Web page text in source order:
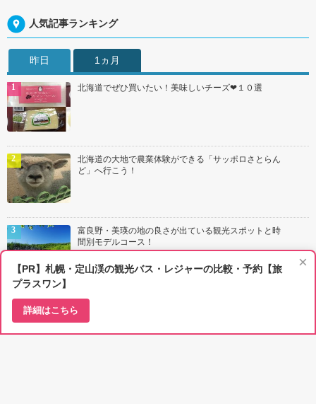
人気記事ランキング
昨日 1ヵ月
北海道でぜひ買いたい！美味しいチーズ❤１０選
北海道の大地で農業体験ができる「サッポロさとらん
ど」へ行こう！
富良野・美瑛の地の良さが出ている観光スポットと時
間別モデルコース！
札幌おいしいパン屋さん７選！地元民が選ぶ名店と穴
×
【PR】札幌・定山渓の観光バス・レジャーの比較・予約【旅
プラスワン】
詳細はこちら